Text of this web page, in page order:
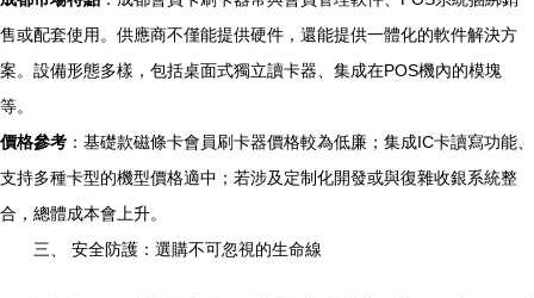
售或配套使用。供應商不僅能提供硬件，還能提供一體化的軟件解決方
案。設備形態多樣，包括桌面式獨立讀卡器、集成在POS機內的模塊
等。
價格參考 ：基礎款磁條卡會員刷卡器價格較為低廉；集成IC卡讀寫功能、
支持多種卡型的機型價格適中；若涉及定制化開發或與復雜收銀系統整
合，總體成本會上升。
三、 安全防護：選購不可忽視的生命線